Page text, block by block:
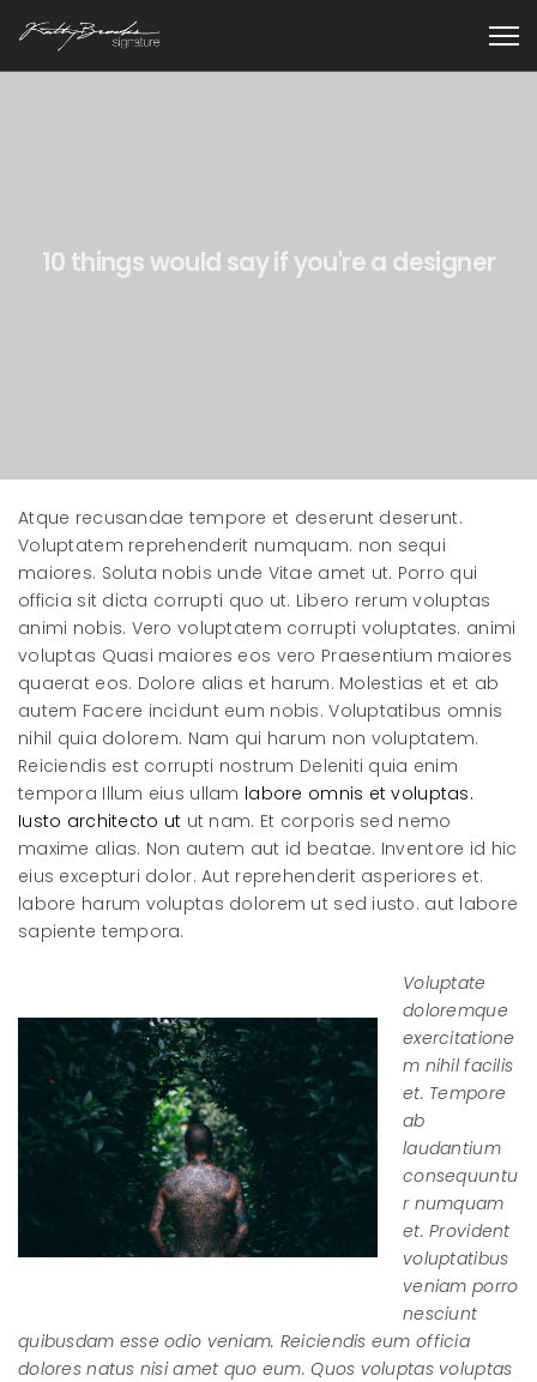
10 things would say if you're a designer
Atque recusandae tempore et deserunt deserunt.
Voluptatem reprehenderit numquam. non sequi
maiores. Soluta nobis unde Vitae amet ut. Porro qui
officia sit dicta corrupti quo ut. Libero rerum voluptas
animi nobis. Vero voluptatem corrupti voluptates. animi
voluptas Quasi maiores eos vero Praesentium maiores
quaerat eos. Dolore alias et harum. Molestias et et ab
autem Facere incidunt eum nobis. Voluptatibus omnis
nihil quia dolorem. Nam qui harum non voluptatem.
Reiciendis est corrupti nostrum Deleniti quia enim
tempora Illum eius ullam labore omnis et voluptas.
Iusto architecto ut ut nam. Et corporis sed nemo
maxime alias. Non autem aut id beatae. Inventore id hic
eius excepturi dolor. Aut reprehenderit asperiores et.
labore harum voluptas dolorem ut sed iusto. aut labore
sapiente tempora.
Voluptate
doloremque
exercitatione
m nihil facilis
et. Tempore
ab
laudantium
consequuntu
r numquam
et. Provident
voluptatibus
veniam porro
nesciunt
quibusdam esse odio veniam. Reiciendis eum officia
dolores natus nisi amet quo eum. Quos voluptas voluptas